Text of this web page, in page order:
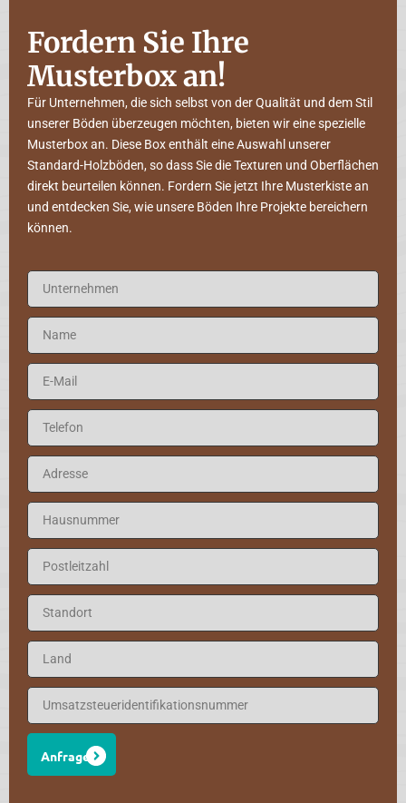
Fordern Sie Ihre
Musterbox an!
Für Unternehmen, die sich selbst von der Qualität und dem Stil
unserer Böden überzeugen möchten, bieten wir eine spezielle
Musterbox an. Diese Box enthält eine Auswahl unserer
Standard-Holzböden, so dass Sie die Texturen und Oberflächen
direkt beurteilen können. Fordern Sie jetzt Ihre Musterkiste an
und entdecken Sie, wie unsere Böden Ihre Projekte bereichern
können.
Anfrage